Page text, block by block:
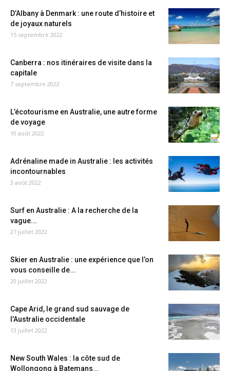
D’Albany à Denmark : une route d’histoire et
de joyaux naturels
15 septembre 2022
Canberra : nos itinéraires de visite dans la
capitale
7 septembre 2022
L’écotourisme en Australie, une autre forme
de voyage
10 août 2022
Adrénaline made in Australie : les activités
incontournables
3 août 2022
Surf en Australie : A la recherche de la
vague...
27 juillet 2022
Skier en Australie : une expérience que l’on
vous conseille de...
20 juillet 2022
Cape Arid, le grand sud sauvage de
l’Australie occidentale
13 juillet 2022
New South Wales : la côte sud de
Wollongong à Batemans...